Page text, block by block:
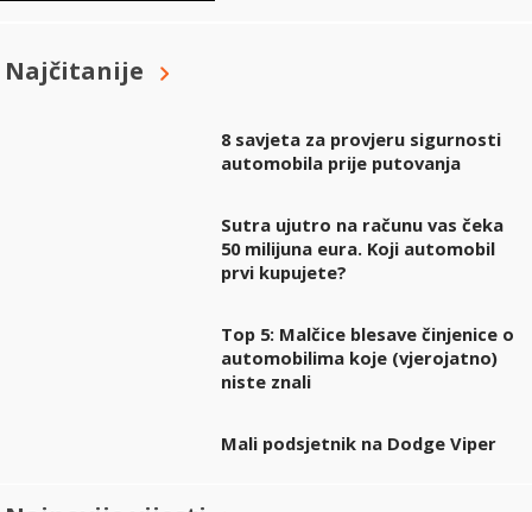
Najčitanije
8 savjeta za provjeru sigurnosti
automobila prije putovanja
Sutra ujutro na računu vas čeka
50 milijuna eura. Koji automobil
prvi kupujete?
Top 5: Malčice blesave činjenice o
automobilima koje (vjerojatno)
niste znali
Mali podsjetnik na Dodge Viper